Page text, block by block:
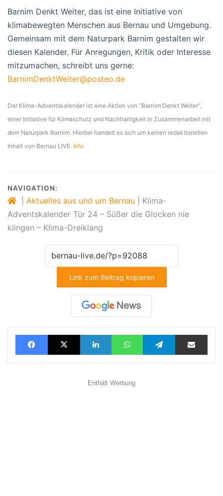
Barnim Denkt Weiter, das ist eine Initiative von
klimabewegten Menschen aus Bernau und Umgebung.
Gemeinsam mit dem Naturpark Barnim gestalten wir
diesen Kalender. Für Anregungen, Kritik oder Interesse
mitzumachen, schreibt uns gerne:
BarnimDenktWeiter@posteo.de
Der Klima-Adventskalender ist eine Aktion von “Barnim Denkt Weiter”,
einer Initiative für Klimaschutz und Nachhaltigkeit in Zusammenarbeit mit
dem Naturpark Barnim. Hierbei handelt es sich um keinen redaktionellen
Inhalt von Bernau LIVE. Info
NAVIGATION:
Aktuelles aus und um Bernau
Klima-
Adventskalender Tür 24 – Süßer die Glocken nie
klingen – Klima-Dreiklang
Link zum Beitrag kopieren
FacebookX LinkedInWhatsAppTelegramTeilen via E-Mail
Enthält Werbung